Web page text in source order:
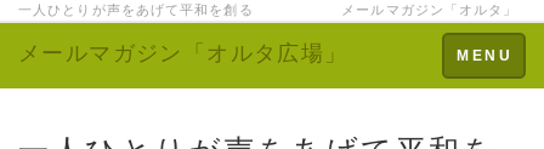
一人ひとりが声をあげて平和を創る メールマガジン「オルタ」
Toggle
navigation
MENU
メールマガジン「オルタ広場」